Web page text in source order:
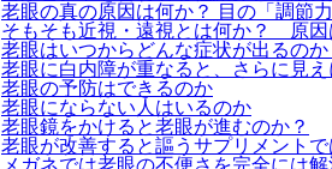
老眼の真の原因は何か？ 目の「調節
そもそも近視・遠視とは何か？ 原因
老眼はいつからどんな症状が出るのか
老眼に白内障が重なると、さらに見え
老眼の予防はできるのか
老眼にならない人はいるのか
老眼鏡をかけると老眼が進むのか？
老眼が改善すると謳うサプリメント
メガネでは老眼の不便さを完全には